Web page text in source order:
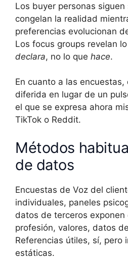
Los buyer personas
congelan la realidad
preferencias evolucionan
Los focus groups revelan
declara, no lo que hace.
En cuanto a las
diferida en lugar de un
el que se expresa ahora
TikTok o Reddit.
Métodos
de datos
Encuestas de Voz del
individuales, paneles
datos de terceros
profesión, valores, datos
Referencias útiles, sí, pero
estáticas.